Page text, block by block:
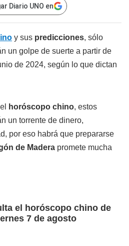
Diario UNO en
y sus predicciones, sólo
un golpe de suerte a partir de
de 2024, según lo que dictan
horóscopo chino, estos
un torrente de dinero,
por eso habrá que prepararse
de Madera promete mucha
el horóscopo chino de
7 de agosto